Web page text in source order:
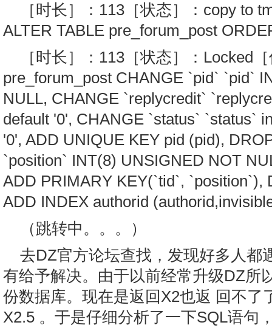
［时长］：113［状态］：copy to
ALTER TABLE pre_forum_post
［时长］：113［状态］：Locked
pre_forum_post CHANGE `pid` `pid`
NULL, CHANGE `replycredit`
default '0', CHANGE `status` `status`
'0', ADD UNIQUE KEY pid (pid),
`position` INT(8) UNSIGNED NOT
ADD PRIMARY KEY(`tid`, `position`),
ADD INDEX authorid
（跳转中。。。）
去DZ官方论坛查找，发现好多人都
有给予解决。由于以前经常升级DZ所
份数据库。现在是返回X2也返 回不了
X2.5 。于是仔细分析了一下SQL语句